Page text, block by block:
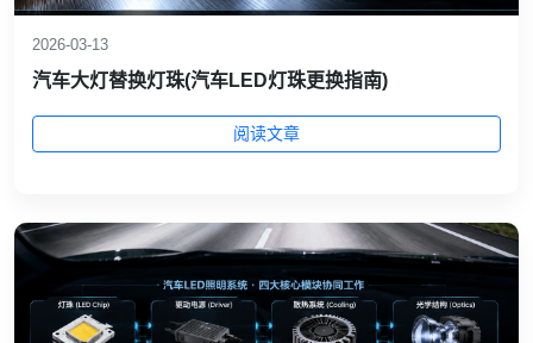
2026-03-13
汽车大灯替换灯珠(汽车LED灯珠更换指南)
阅读文章